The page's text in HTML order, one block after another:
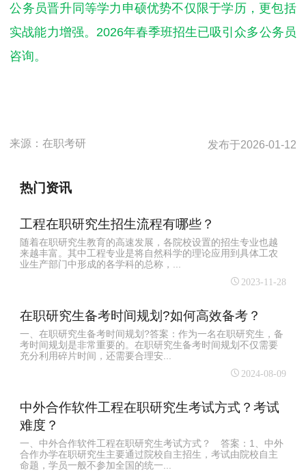
公务员晋升同等学力申硕优势不仅限于学历，更包括
实战能力增强。2026年春季班招生已吸引众多公务员
咨询。
来源：在职考研 发布于2026-01-12
热门资讯
工程在职研究生招生流程有哪些？
随着在职研究生教育的高速发展，各院校设置的招生专业也越
来越丰富。其中工程专业是将自然科学的理论应用到具体工农
业生产部门中形成的各学科的总称，...
2023-11-28
在职研究生备考时间规划?如何高效备考？
一、在职研究生备考时间规划?答案：作为一名在职研究生，备
考时间规划是非常重要的。在职研究生备考时间规划不仅需要
充分利用碎片时间，还需要合理安...
2024-08-09
中外合作软件工程在职研究生考试方式？考试
难度？
一、中外合作软件工程在职研究生考试方式？ 答案：1、中外
合作办学在职研究生主要通过院校自主招生，考试由院校自主
命题，学员一般不参加全国的统一...